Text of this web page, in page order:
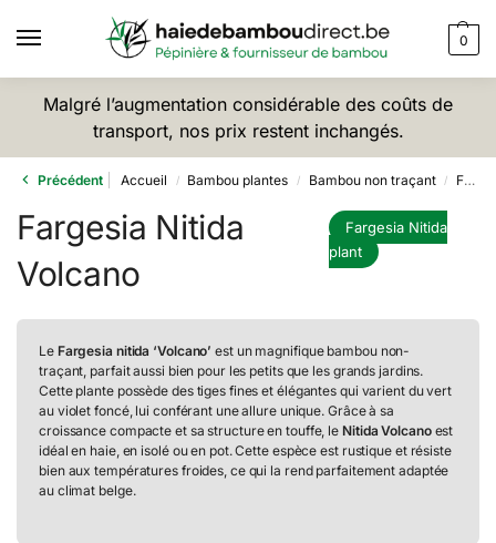
0
Malgré l’augmentation considérable des coûts de
transport, nos prix restent inchangés.
Précédent Accueil / Bambou plantes / Bambou non traçant / Fargesia Nitida
Fargesia Nitida
Volcano
Fargesia Nitida
plant
Le Fargesia nitida ‘Volcano’ est un magnifique bambou non-
traçant, parfait aussi bien pour les petits que les grands jardins.
Cette plante possède des tiges fines et élégantes qui varient du vert
au violet foncé, lui conférant une allure unique. Grâce à sa
croissance compacte et sa structure en touffe, le Nitida Volcanoest
idéal en haie, en isolé ou en pot. Cette espèce est rustique et résiste
bien aux températures froides, ce qui la rend parfaitement adaptée
au climat belge.